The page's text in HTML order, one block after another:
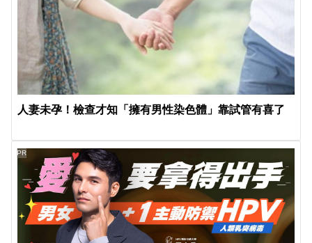
人妻未孕！檢查才知「擁有男性染色體」靠試管有喜了
PR